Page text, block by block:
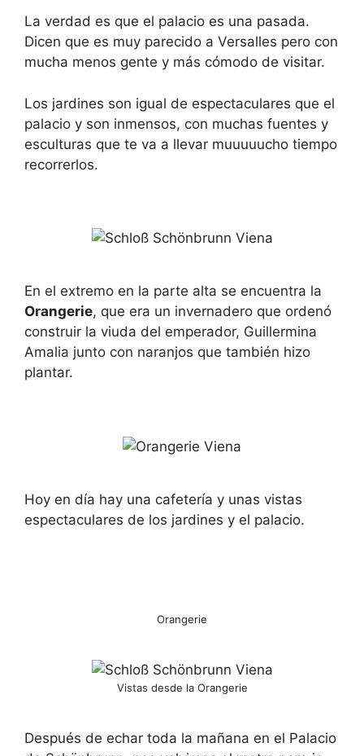
La verdad es que el palacio es una pasada.
Dicen que es muy parecido a Versalles pero con
mucha menos gente y más cómodo de visitar.
Los jardines son igual de espectaculares que el
palacio y son inmensos, con muchas fuentes y
esculturas que te va a llevar muuuuucho tiempo
recorrerlos.
En el extremo en la parte alta se encuentra la
Orangerie, que era un invernadero que ordenó
construir la viuda del emperador, Guillermina
Amalia junto con naranjos que también hizo
plantar.
Hoy en día hay una cafetería y unas vistas
espectaculares de los jardines y el palacio.
Orangerie
Vistas desde la Orangerie
Después de echar toda la mañana en el Palacio